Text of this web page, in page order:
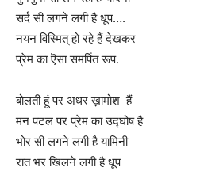
सर्द सी लगने लगी है धूप….
नयन विस्मित् हो रहे हैं देखकर
प्रेम का ऎसा समर्पित रूप.
बोलती हूं पर अधर ख़ामोश हैं
मन पटल पर प्रेम का उद्घोष है
भोर सी लगने लगी है यामिनी
रात भर खिलने लगी है धूप